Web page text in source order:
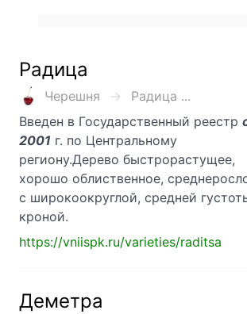
Радица
Черешня
Радица ...
Введен в Государственный реестр
2001 г. по Центральному
региону.Дерево быстрорастущее,
хорошо облиственное,
с широкоокруглой, средней
кроной.
https://vniispk.ru/varieties/raditsa
Деметра